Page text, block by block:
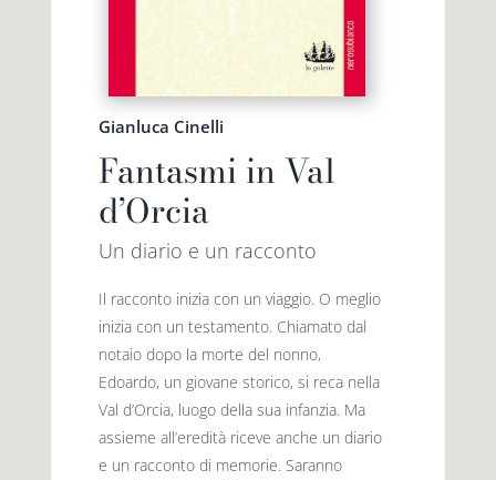
Gianluca Cinelli
Fantasmi in Val
d’Orcia
Un diario e un racconto
Il racconto inizia con un viaggio. O meglio
inizia con un testamento. Chiamato dal
notaio dopo la morte del nonno,
Edoardo, un giovane storico, si reca nella
Val d’Orcia, luogo della sua infanzia. Ma
assieme all’eredità riceve anche un diario
e un racconto di memorie. Saranno